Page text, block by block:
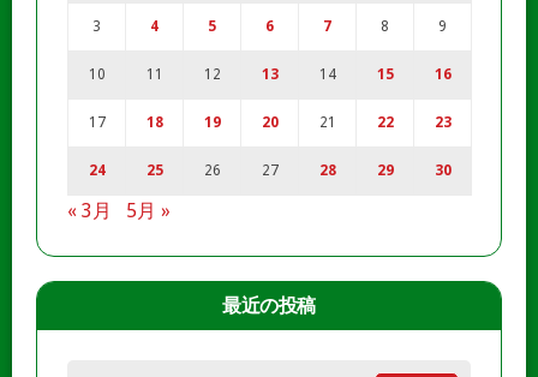
3 4 5 6 7 8 9
10 11 12 13 14 15 16
17 18 19 20 21 22 23
24 25 26 27 28 29 30
« 3月 5月 »
最近の投稿